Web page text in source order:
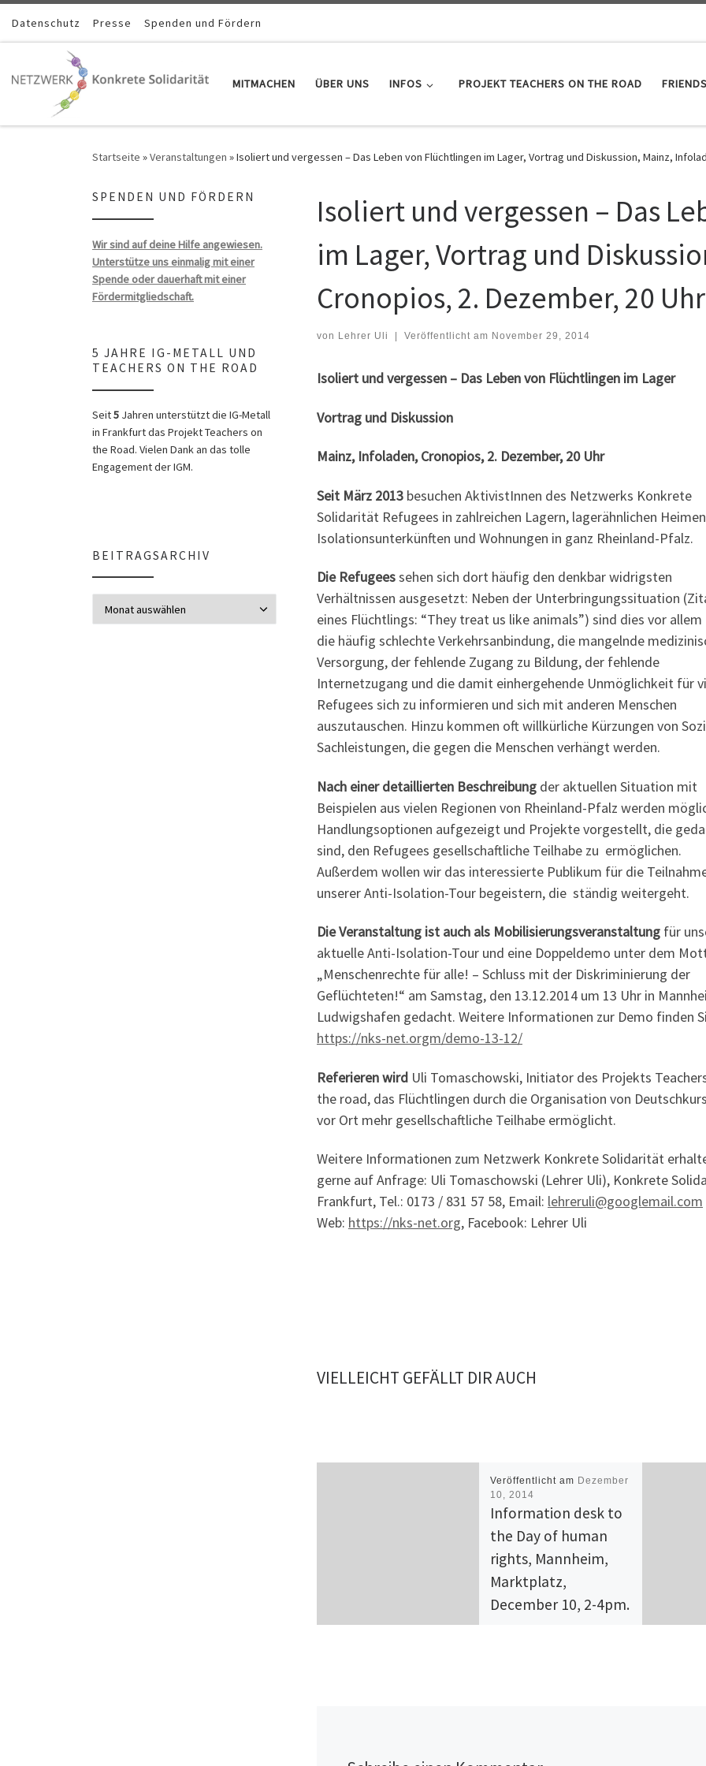
Zum Inhalt springen
Datenschutz Presse Spenden und Fördern
MITMACHEN ÜBER UNS INFOS PROJEKT TEACHERS ON THE ROAD FRIENDS
Startseite »Veranstaltungen »Isoliert und vergessen – Das Leben von Flüchtlingen im Lager, Vortrag und Diskussion, Mainz,
Isoliert und vergessen – Das
im Lager, Vortrag und
Cronopios, 2. Dezember, 20 Uhr
von Lehrer Uli Veröffentlicht am November 29, 2014
Isoliert und vergessen – Das Leben von Flüchtlingen im Lager
Vortrag und Diskussion
Mainz, Infoladen, Cronopios, 2. Dezember, 20 Uhr
Seit März 2013 besuchen AktivistInnen des Netzwerks Konkrete
Solidarität Refugees in zahlreichen Lagern, lagerähnlichen
Isolationsunterkünften und Wohnungen in ganz Rheinland-Pfalz.
Die Refugeessehen sich dort häufig den denkbar widrigsten
Verhältnissen ausgesetzt: Neben der Unterbringungssituation
eines Flüchtlings: “They treat us like animals”) sind dies vor allem
die häufig schlechte Verkehrsanbindung, die mangelnde
Versorgung, der fehlende Zugang zu Bildung, der fehlende
Internetzugang und die damit einhergehende Unmöglichkeit für
Refugees sich zu informieren und sich mit anderen Menschen
auszutauschen. Hinzu kommen oft willkürliche Kürzungen von
Sachleistungen, die gegen die Menschen verhängt werden.
Nach einer detaillierten Beschreibung der aktuellen Situation mit
Beispielen aus vielen Regionen von Rheinland-Pfalz werden
Handlungsoptionen aufgezeigt und Projekte vorgestellt, die
sind, den Refugees gesellschaftliche Teilhabe zu ermöglichen.
Außerdem wollen wir das interessierte Publikum für die
unserer Anti-Isolation-Tour begeistern, die ständig weitergeht.
Die Veranstaltung ist auch als Mobilisierungsveranstaltung für
aktuelle Anti-Isolation-Tour und eine Doppeldemo unter dem
„Menschenrechte für alle! – Schluss mit der Diskriminierung der
Geflüchteten!“ am Samstag, den 13.12.2014 um 13 Uhr in
Ludwigshafen gedacht. Weitere Informationen zur Demo finden
https://nks-net.orgm/demo-13-12/
Referieren wird Uli Tomaschowski, Initiator des Projekts
the road, das Flüchtlingen durch die Organisation von
vor Ort mehr gesellschaftliche Teilhabe ermöglicht.
Weitere Informationen zum Netzwerk Konkrete Solidarität
gerne auf Anfrage: Uli Tomaschowski (Lehrer Uli), Konkrete
Frankfurt, Tel.: 0173 / 831 57 58, Email: lehreruli@googlemail.com
Web: https://nks-net.org, Facebook: Lehrer Uli
VIELLEICHT GEFÄLLT DIR AUCH
Veröffentlicht am Dezember
10, 2014
Information desk to
the Day of human
rights, Mannheim,
Marktplatz,
December 10, 2-4pm.
SPENDEN UND FÖRDERN
Wir sind auf deine Hilfe angewiesen.
Unterstütze uns einmalig mit einer
Spende oder dauerhaft mit einer
Fördermitgliedschaft.
5 JAHRE IG-METALL UND
TEACHERS ON THE ROAD
Seit5 Jahren unterstützt die IG-Metall
in Frankfurt das Projekt Teachers on
the Road. Vielen Dank an das tolle
Engagement der IGM.
BEITRAGSARCHIV